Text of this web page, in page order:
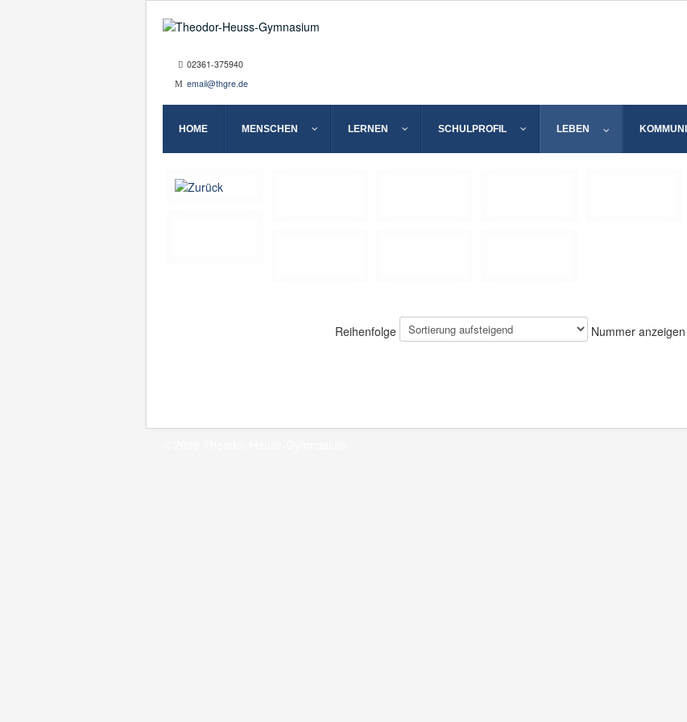
02361-375940
email@thgre.de
HOME MENSCHEN LERNEN SCHULPROFIL LEBEN
Reihenfolge Nummer anzeigen